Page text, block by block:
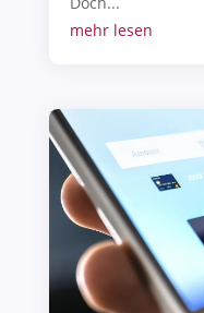
mehr lesen